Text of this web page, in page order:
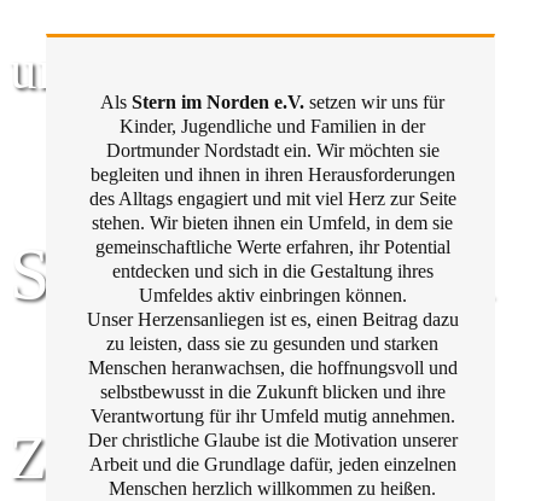
und Familie
Stern im Norden
Zentrum für
Als Stern im Norden e.V. setzen wir uns für
Kinder, Jugendliche und Familien in der
Dortmunder Nordstadt ein. Wir möchten sie
begleiten und ihnen in ihren Herausforderungen
des Alltags engagiert und mit viel Herz zur Seite
stehen. Wir bieten ihnen ein Umfeld, in dem sie
gemeinschaftliche Werte erfahren, ihr Potential
entdecken und sich in die Gestaltung ihres
Umfeldes aktiv einbringen können.
Unser Herzensanliegen ist es, einen Beitrag dazu
zu leisten, dass sie zu gesunden und starken
Menschen heranwachsen, die hoffnungsvoll und
selbstbewusst in die Zukunft blicken und ihre
Verantwortung für ihr Umfeld mutig annehmen.
Der christliche Glaube ist die Motivation unserer
Arbeit und die Grundlage dafür, jeden einzelnen
Menschen herzlich willkommen zu heißen.